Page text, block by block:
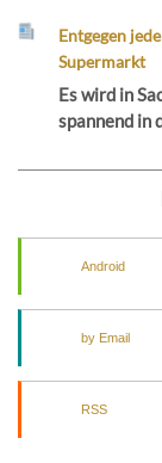
Entgegen
Supermarkt
Es wird in
spannend in
Android
by Email
RSS